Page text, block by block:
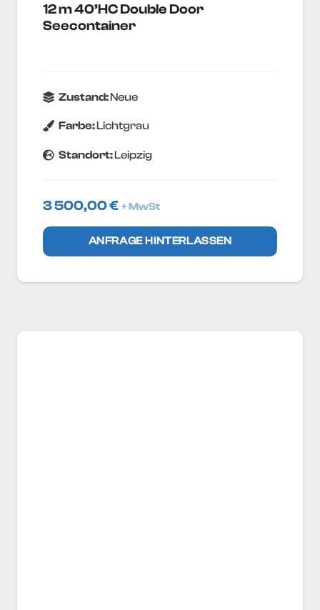
12 m 40’HC Double Door
Seecontainer
Zustand:Neue
Farbe:Lichtgrau
Standort:Leipzig
3 500,00€ + MwSt
ANFRAGE HINTERLASSEN